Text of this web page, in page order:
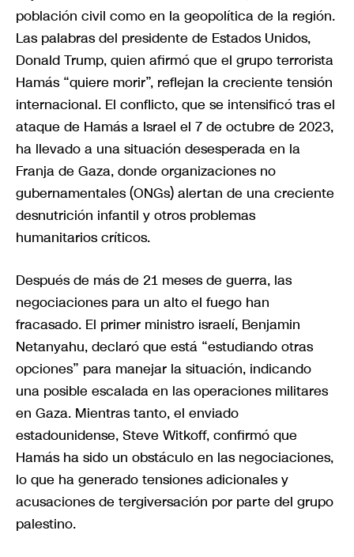
población civil como en la geopolítica de la región.
Las palabras del presidente de Estados Unidos,
Donald Trump, quien afirmó que el grupo terrorista
Hamás “quiere morir”, reflejan la creciente tensión
internacional. El conflicto, que se intensificó tras el
ataque de Hamás a Israel el 7 de octubre de 2023,
ha llevado a una situación desesperada en la
Franja de Gaza, donde organizaciones no
gubernamentales (ONGs) alertan de una creciente
desnutrición infantil y otros problemas
humanitarios críticos.
Después de más de 21 meses de guerra, las
negociaciones para un alto el fuego han
fracasado. El primer ministro israelí, Benjamin
Netanyahu, declaró que está “estudiando otras
opciones” para manejar la situación, indicando
una posible escalada en las operaciones militares
en Gaza. Mientras tanto, el enviado
estadounidense, Steve Witkoff, confirmó que
Hamás ha sido un obstáculo en las negociaciones,
lo que ha generado tensiones adicionales y
acusaciones de tergiversación por parte del grupo
palestino.